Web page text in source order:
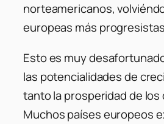
norteamericanos,
europeas más
Esto es muy
las potencialidades de
tanto la prosperidad de los
Muchos países europeos